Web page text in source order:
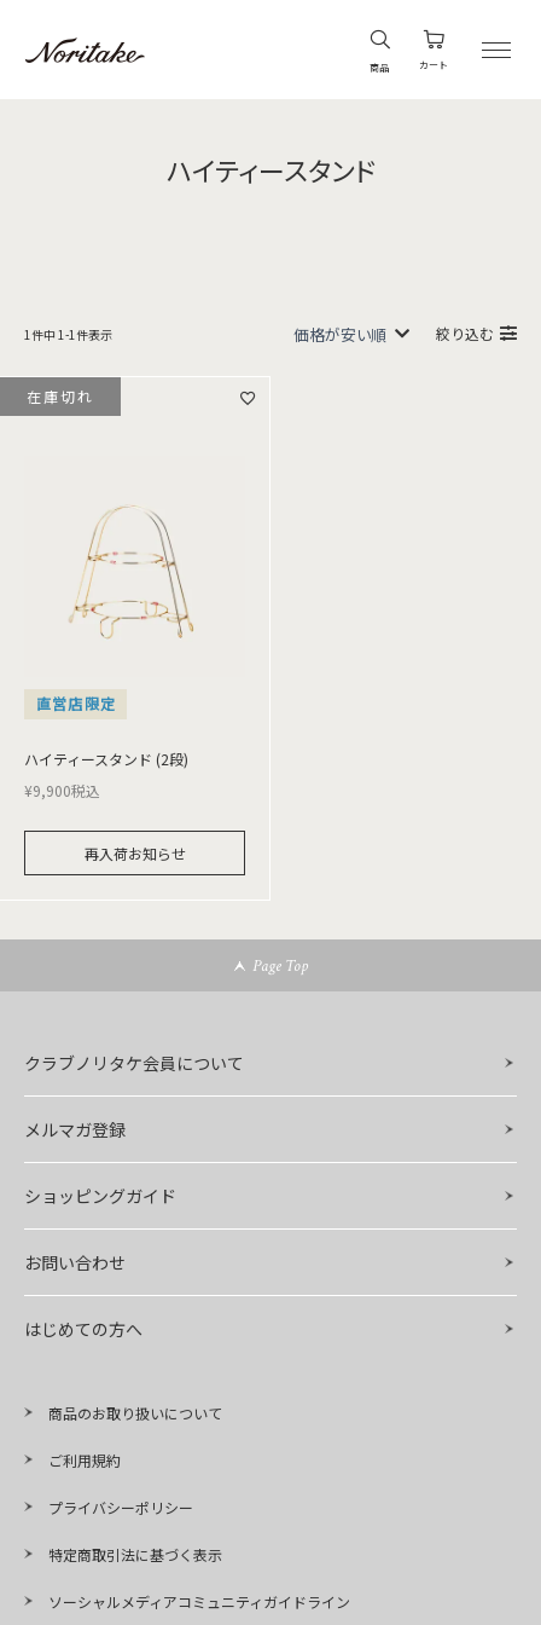
商品 カート
ハイティースタンド
1 件中 1 -1 件表示 絞り込む
直営店限定
ハイティースタンド (2段)
¥9,900税込
再入荷お知らせ
在庫切れ
Page Top
クラブノリタケ会員について
メルマガ登録
ショッピングガイド
お問い合わせ
はじめての方へ
商品のお取り扱いについて
ご利用規約
プライバシーポリシー
特定商取引法に基づく表示
ソーシャルメディアコミュニティガイドライン